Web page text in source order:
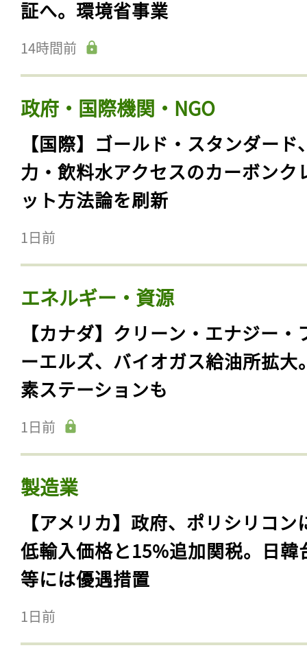
証へ。環境省事業
14時間前
政府・国際機関・NGO
【国際】ゴールド・スタンダード
力・飲料水アクセスのカーボンク
ット方法論を刷新
1日前
エネルギー・資源
【カナダ】クリーン・エナジー・
ーエルズ、バイオガス給油所拡大
素ステーションも
1日前
製造業
【アメリカ】政府、ポリシリコン
低輸入価格と15%追加関税。日韓
等には優遇措置
1日前